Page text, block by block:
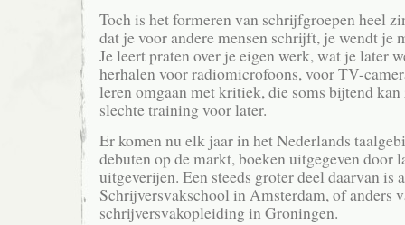
Toch is het formeren van schrijfgroepen heel
dat je voor andere mensen schrijft, je wendt je
Je leert praten over je eigen werk, wat je later
herhalen voor radiomicrofoons, voor TV-
leren omgaan met kritiek, die soms bijtend
slechte training voor later.
Er komen nu elk jaar in het Nederlands
debuten op de markt, boeken uitgegeven door
uitgeverijen. Een steeds groter deel daarvan is
Schrijversvakschool in Amsterdam, of anders
schrijversvakopleiding in Groningen.